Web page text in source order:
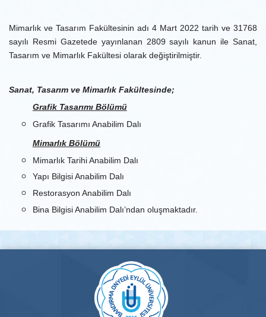
Mimarlık ve Tasarım Fakültesinin adı 4 Mart 2022 tarih ve 31768
sayılı Resmi Gazetede yayınlanan 2809 sayılı kanun ile Sanat,
Tasarım ve Mimarlık Fakültesi olarak değiştirilmiştir.
Sanat, Tasarım ve Mimarlık Fakültesinde;
Grafik Tasarımı Bölümü
Grafik Tasarımı Anabilim Dalı
Mimarlık Bölümü
Mimarlık Tarihi Anabilim Dalı
Yapı Bilgisi Anabilim Dalı
Restorasyon Anabilim Dalı
Bina Bilgisi Anabilim Dalı’ndan oluşmaktadır.